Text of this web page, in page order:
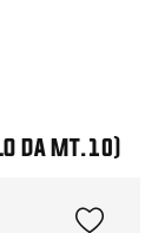
DA MT.10)